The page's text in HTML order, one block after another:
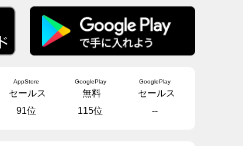
AppStore
セールス
91位
GooglePlay
無料
115位
GooglePlay
セールス
--